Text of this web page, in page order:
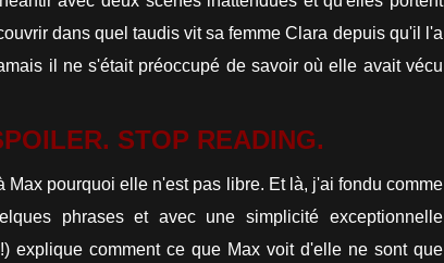
dans quel taudis vit sa femme Clara depuis qu'il l'a
il ne s'était préoccupé de savoir où elle avait vécu
STOP READING.
Max pourquoi elle n'est pas libre. Et là, j'ai fondu comme
phrases et avec une simplicité exceptionnelle
explique comment ce que Max voit d'elle ne sont que